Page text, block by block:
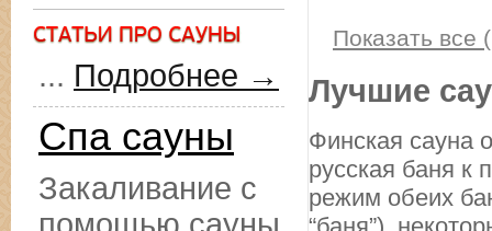
Показать все
Лучшие
Финская сауна
русская баня к
режим обеих
... Подробнее →
Спа сауны
Закаливание с